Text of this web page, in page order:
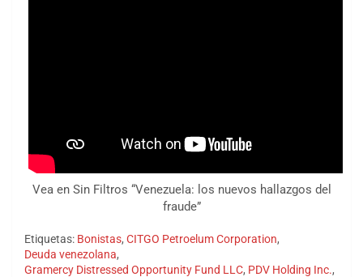
Vea en Sin Filtros “Venezuela: los nuevos hallazgos del
fraude”
Etiquetas: Bonistas, CITGO Petroelum Corporation,
Deuda venezolana,
Gramercy Distressed Opportunity Fund LLC, PDV Holding Inc.,